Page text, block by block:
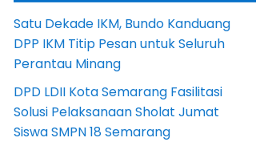
Satu Dekade IKM, Bundo Kanduang
DPP IKM Titip Pesan untuk Seluruh
Perantau Minang
DPD LDII Kota Semarang Fasilitasi
Solusi Pelaksanaan Sholat Jumat
Siswa SMPN 18 Semarang